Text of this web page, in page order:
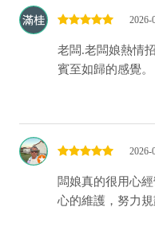
2026-
老闆.老闆娘熱情
賓至如歸的感覺。
2026-
闆娘真的很用心
心的維護，努力